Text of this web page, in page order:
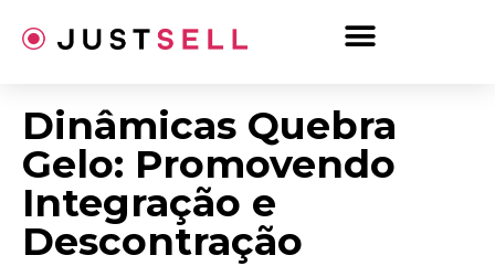
para
Dinâmicas Quebra
Gelo: Promovendo
Integração e
Descontração